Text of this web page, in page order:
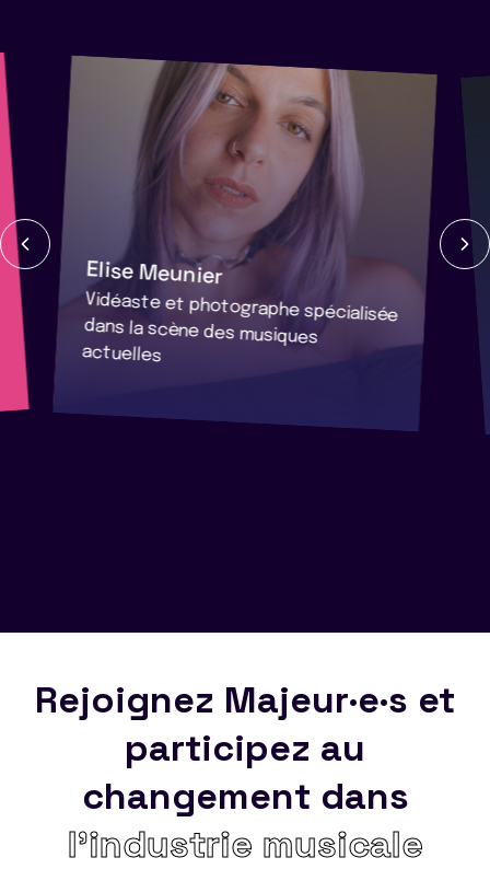
Elise Meunier
Vidéaste et photographe spécialisée
dans la scène des musiques
actuelles
Rejoignez Majeur·e·s et
participez au
changement dans
l’industrie musicale